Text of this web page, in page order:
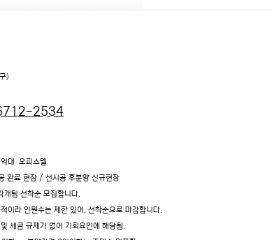
)
2534
대 오피스텔
완료 현장 / 선시공 후분양 신규현장
팀 선착순 모집합니다.
이라 인원수는 제한 있어, 선착순으로 마감합니다.
세금 규제가 없어 기회요인에 해당됨.